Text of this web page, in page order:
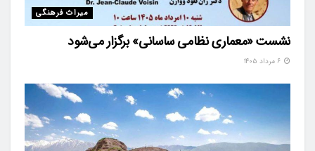
میراث فرهنگی
نشست «معماری نظامی ساسانی» برگزار می‌شود